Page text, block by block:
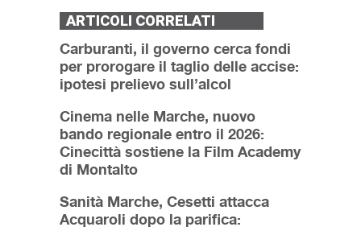
ARTICOLI CORRELATI
Carburanti, il governo cerca fondi
per prorogare il taglio delle accise:
ipotesi prelievo sull’alcol
Cinema nelle Marche, nuovo
bando regionale entro il 2026:
Cinecittà sostiene la Film Academy
di Montalto
Sanità Marche, Cesetti attacca
Acquaroli dopo la parifica: